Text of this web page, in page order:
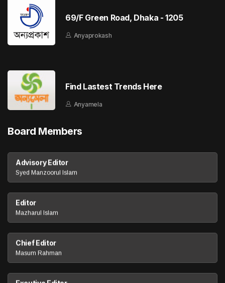
69/F Green Road, Dhaka - 1205
Anyaprokash
Find Lastest Trends Here
Anyamela
Board Members
Advisory Editor
Syed Manzoorul Islam
Editor
Mazharul Islam
Chief Editor
Masum Rahman